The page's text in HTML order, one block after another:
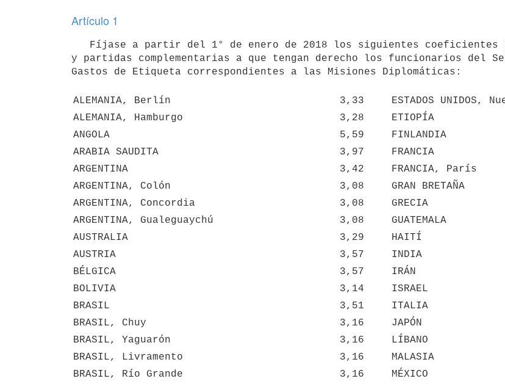
Artículo 1
y partidas complementarias a que tengan derecho los funcionarios del
Gastos de Etiqueta correspondientes a las Misiones Diplomáticas:
ALEMANIA, Berlín 3,33 ESTADOS UNIDOS,
ALEMANIA, Hamburgo
3,28 ETIOPÍA
ANGOLA
5,59 FINLANDIA
ARABIA SAUDITA
3,97 FRANCIA
ARGENTINA
3,42 FRANCIA, París
ARGENTINA, Colón
3,08 GRAN BRETAÑA
ARGENTINA, Concordia
3,08 GRECIA
ARGENTINA, Gualeguaychú
3,08 GUATEMALA
AUSTRALIA
3,29 HAITÍ
AUSTRIA
3,57 INDIA
BÉLGICA
3,57 IRÁN
BOLIVIA
3,14 ISRAEL
BRASIL
3,51 ITALIA
BRASIL, Chuy
3,16 JAPÓN
BRASIL, Yaguarón
3,16 LÍBANO
BRASIL, Livramento
3,16 MALASIA
BRASIL, Río Grande
3,16 MÉXICO